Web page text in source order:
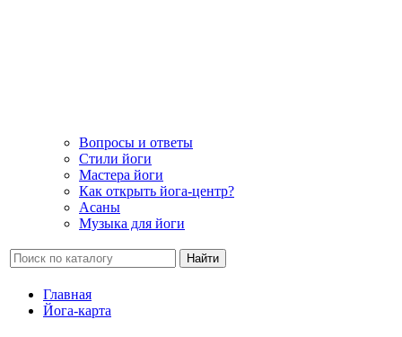
Вопросы и ответы
Стили йоги
Мастера йоги
Как открыть йога-центр?
Асаны
Музыка для йоги
Найти
Главная
Йога-карта